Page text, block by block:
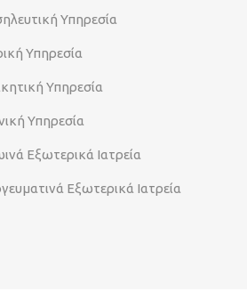
Υπηρεσία
Υπηρεσία
Υπηρεσία
Υπηρεσία
Εξωτερικά Ιατρεία
Εξωτερικά Ιατρεία